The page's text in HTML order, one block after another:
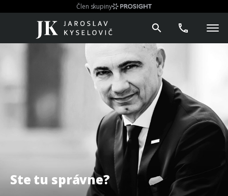
Člen skupiny
Ste tu správne?